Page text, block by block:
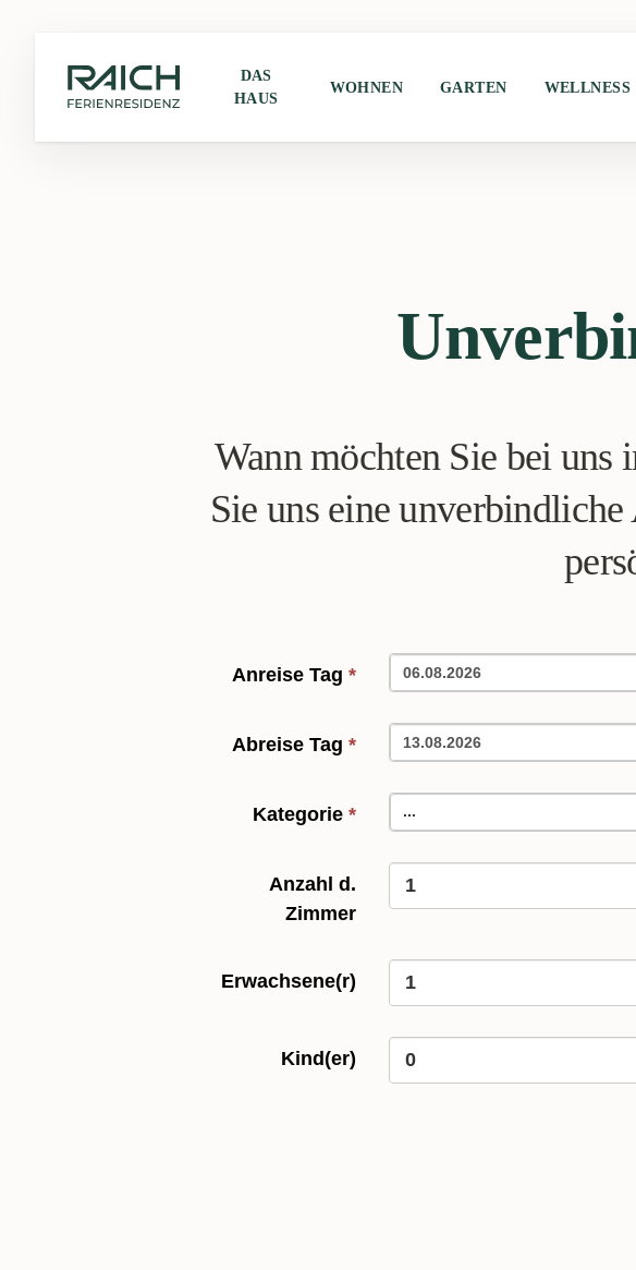
DAS
HAUS
WOHNEN GARTEN WELLNESS
Wann möchten Sie bei uns
Sie uns eine
Anreise Tag *
Abreise Tag *
Kategorie * ...
Anzahl d.
Zimmer
Erwachsene(r)
Kind(er)